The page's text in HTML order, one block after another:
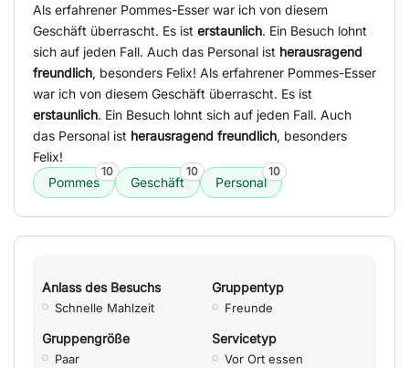
Als erfahrener Pommes-Esser war ich von diesem
Geschäft überrascht. Es ist erstaunlich. Ein Besuch lohnt
sich auf jeden Fall. Auch das Personal ist herausragend
freundlich, besonders Felix! Als erfahrener Pommes-Esser
war ich von diesem Geschäft überrascht. Es ist
erstaunlich. Ein Besuch lohnt sich auf jeden Fall. Auch
das Personal ist herausragend freundlich, besonders
Felix!
Pommes
10
Geschäft
10
Personal
10
Anlass des Besuchs
Schnelle Mahlzeit
Gruppentyp
Freunde
Gruppengröße
Paar
Servicetyp
Vor Ort essen